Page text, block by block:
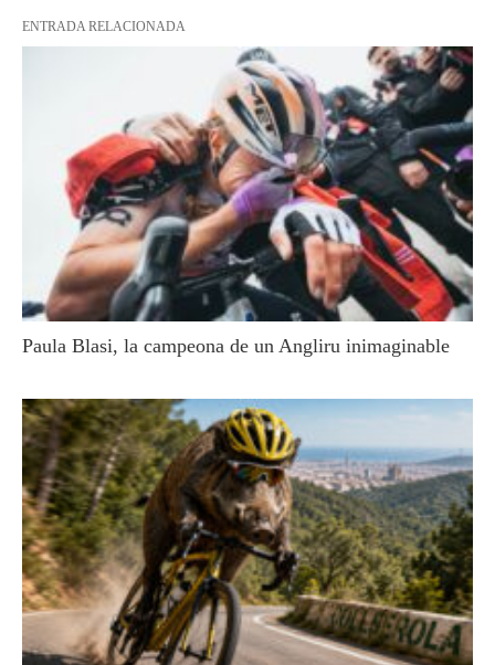
ENTRADA RELACIONADA
Paula Blasi, la campeona de un Angliru inimaginable